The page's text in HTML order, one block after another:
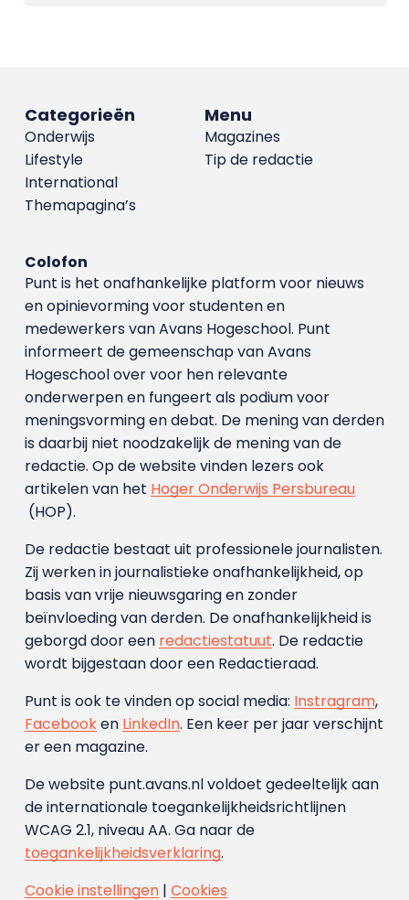
Menu
Magazines
Tip de redactie
Categorieën
Onderwijs
Lifestyle
International
Themapagina’s
Colofon
Punt is het onafhankelijke platform voor nieuws
en opinievorming voor studenten en
medewerkers van Avans Hoge­school. Punt
informeert de gemeenschap van Avans
Hogeschool over voor hen relevante
onderwerpen en fungeert als podium voor
meningsvorming en debat. De mening van derden
is daarbij niet noodzakelijk de mening van de
redactie. Op de website vinden lezers ook
artikelen van het Hoger Onderwijs Persbureau
(HOP).
De redactie bestaat uit professionele journalisten.
Zij werken in journalistieke onafhankelijkheid, op
basis van vrije nieuwsgaring en zonder
beïnvloeding van derden. De onafhankelijkheid is
geborgd door een redactiestatuut. De redactie
wordt bijgestaan door een Redactieraad.
Punt is ook te vinden op social media: Instragram,
Facebooken LinkedIn. Een keer per jaar verschijnt
er een magazine.
De website punt.avans.nl voldoet gedeeltelijk aan
de internationale toegankelijkheidsrichtlijnen
WCAG 2.1, niveau AA. Ga naar de
toegankelijkheidsverklaring.
Cookie instellingen| Cookies